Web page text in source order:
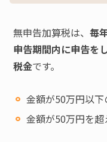
無申告加算税は、毎
申告期間内に申告を
税金です。
金額が50万円以
金額が50万円を